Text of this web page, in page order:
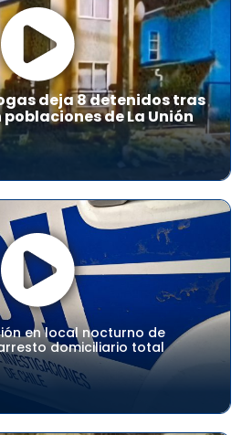
deja 8 detenidos tras
de La Unión
en local nocturno de
domiciliario total